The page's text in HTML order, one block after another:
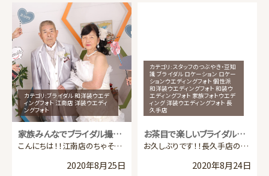
家族みんなでブライダル撮影✨
こんにちは！！江南店のちゃそです！！ 今回は先日ご親族皆さま揃ってのブライダル撮影をさせて頂いたので […]
カテゴリ:ブライダル 和洋装ウエデ
ィングフォト 江南店 洋装ウエディ
ングフォト
2020年8月25日
お茶目で楽しいブライダル撮影🥰🥰
お久しぶりです！！長久手店のくらちゃんです🌹 暑い日が続く中皆様はどうお過ごしでしょうか？ 最近は通 […]
カテゴリ:スタッフのつぶやき・豆知
識 ブライダル ロケーション ロケー
ションウエディングフォト 個性派
和洋装ウエディングフォト 和装ウ
エディングフォト 家族フォトウエデ
ィング 洋装ウエディングフォト 長
久手店
2020年8月24日